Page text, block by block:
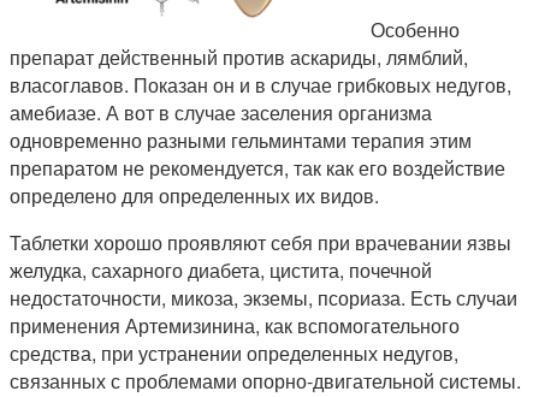
Особенно
препарат действенный против аскариды, лямблий,
власоглавов. Показан он и в случае грибковых недугов,
амебиазе. А вот в случае заселения организма
одновременно разными гельминтами терапия этим
препаратом не рекомендуется, так как его воздействие
определено для определенных их видов.
Таблетки хорошо проявляют себя при врачевании язвы
желудка, сахарного диабета, цистита, почечной
недостаточности, микоза, экземы, псориаза. Есть случаи
применения Артемизинина, как вспомогательного
средства, при устранении определенных недугов,
связанных с проблемами опорно-двигательной системы.